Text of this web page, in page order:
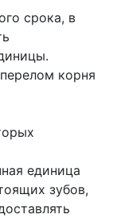
срока, в
корня
единица
зубов,